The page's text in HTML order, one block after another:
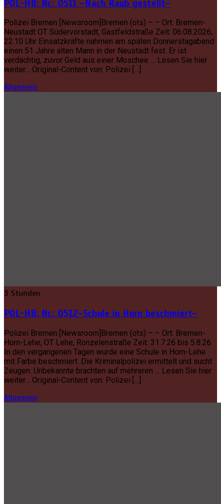
POL-HB: Nr.: 0511 –Nach Raub gestellt–
Polizei Bremen [Newsroom]Bremen (ots) – – Ort: Bremen-
Neustadt OT Südervorstadt, Gastfeldstraße Zeit: 06.08.2026,
22:10 Uhr Einsatzkräfte nahmen am späten Donnerstagabend
einen 51 Jahre alten Mann in der Neustadt fest. Er ist
verdächtig, zuvor Geld aus einer Moschee … Lesen Sie hier
weiter… Original-Content von: Polizei […]
Allgemein
3 Stunden
POL-HB: Nr.: 0512–Schule in Horn beschmiert–
Polizei Bremen [Newsroom]Bremen (ots) – – Ort: Bremen-
Horn-Lehe, OT Lehe, Ronzelenstraße Zeit: 31.7.26 bis 5.8.26
In den vergangenen Tagen wurde eine Schule in Horn-Lehe
mit Farbe beschmiert. Die Kriminalpolizei ermittelt und sucht
Zeugen. Unbekannte brachten auf mehreren … Lesen Sie hier
weiter… Original-Content von: Polizei […]
Allgemein